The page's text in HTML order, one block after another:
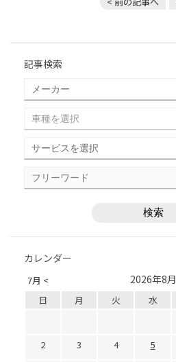
記事検索
カレンダー
7月 < 2026年8月
日 月 火 水
2
3 4 5